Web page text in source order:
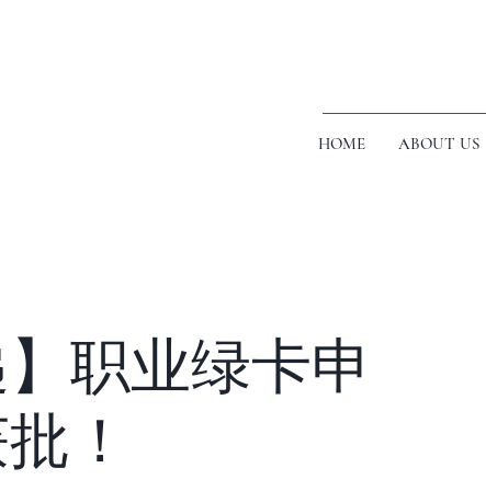
HOME ABOUT US
职业绿卡申
！